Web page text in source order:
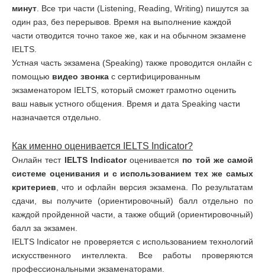
минут . Все три части (Listening, Reading, Writing) пишутся за
один раз, без перерывов. Время на выполнение каждой
части отводится точно такое же, как и на обычном экзамене
IELTS.
Устная часть экзамена (Speaking) также проводится онлайн с
помощью видео звонка с сертифицированным
экзаменатором IELTS, который сможет грамотно оценить
ваш навык устного общения. Время и дата Speaking части
назначается отдельно.
Как именно оценивается IELTS Indicator?
Онлайн тест IELTS Indicatorоценивается по той же самой
системе оценивания и с использованием тех же самых
критериев , что и офлайн версия экзамена. По результатам
сдачи, вы получите (ориентировочный) балл отдельно по
каждой пройденной части, а также общий (ориентировочный)
балл за экзамен.
IELTS Indicator не проверяется с использованием технологий
искусственного интеллекта. Все работы проверяются
профессиональными экзаменаторами.